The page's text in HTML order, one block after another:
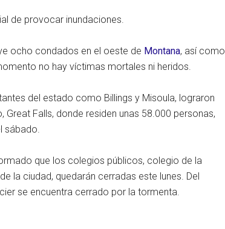
de provocar inundaciones.
ocho condados en el oeste de Montana, así como
no hay víctimas mortales ni heridos.
del estado como Billings y Misoula, lograron
Falls, donde residen unas 58.000 personas,
sábado.
que los colegios públicos, colegio de la
la ciudad, quedarán cerradas este lunes. Del
se encuentra cerrado por la tormenta.